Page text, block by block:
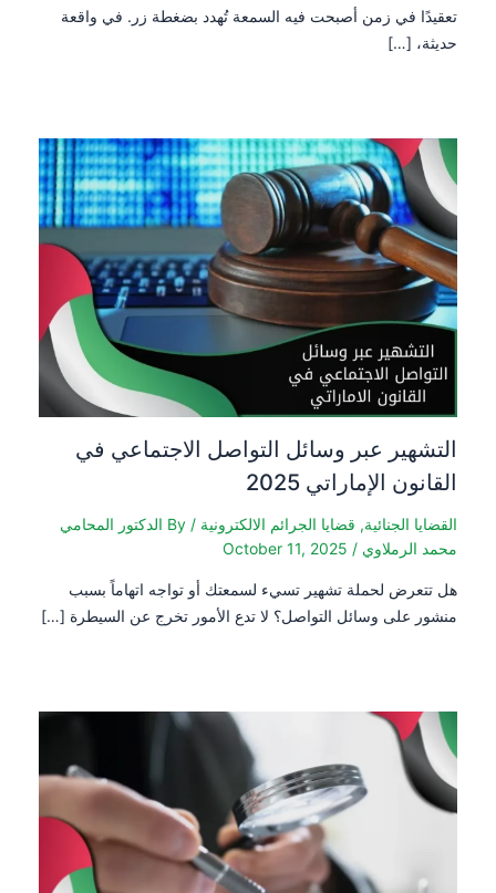
تعقيدًا في زمن أصبحت فيه السمعة تُهدد بضغطة زر. في واقعة
حديثة، […]
التشهير عبر وسائل التواصل الاجتماعي في
القانون الإماراتي 2025
القضايا الجنائية, قضايا الجرائم الالكترونية / By
الدكتور المحامي
محمد الرملاوي /
October 11, 2025
هل تتعرض لحملة تشهير تسيء لسمعتك أو تواجه اتهاماً بسبب
منشور على وسائل التواصل؟ لا تدع الأمور تخرج عن السيطرة […]